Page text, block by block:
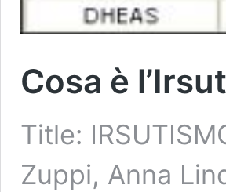
Cosa è
Title:
Zuppi, Anna